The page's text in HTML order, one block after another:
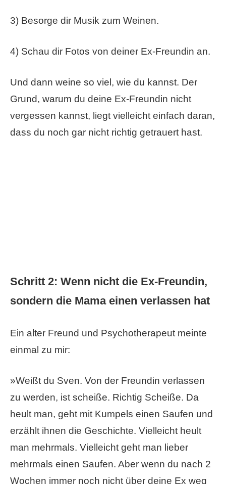
3) Besorge dir Musik zum Weinen.
4) Schau dir Fotos von deiner Ex-Freundin an.
Und dann weine so viel, wie du kannst. Der
Grund, warum du deine Ex-Freundin nicht
vergessen kannst, liegt vielleicht einfach daran,
dass du noch gar nicht richtig getrauert hast.
Schritt 2: Wenn nicht die Ex-Freundin,
sondern die Mama einen verlassen hat
Ein alter Freund und Psychotherapeut meinte
einmal zu mir:
»Weißt du Sven. Von der Freundin verlassen
zu werden, ist scheiße. Richtig Scheiße. Da
heult man, geht mit Kumpels einen Saufen und
erzählt ihnen die Geschichte. Vielleicht heult
man mehrmals. Vielleicht geht man lieber
mehrmals einen Saufen. Aber wenn du nach 2
Wochen immer noch nicht über deine Ex weg